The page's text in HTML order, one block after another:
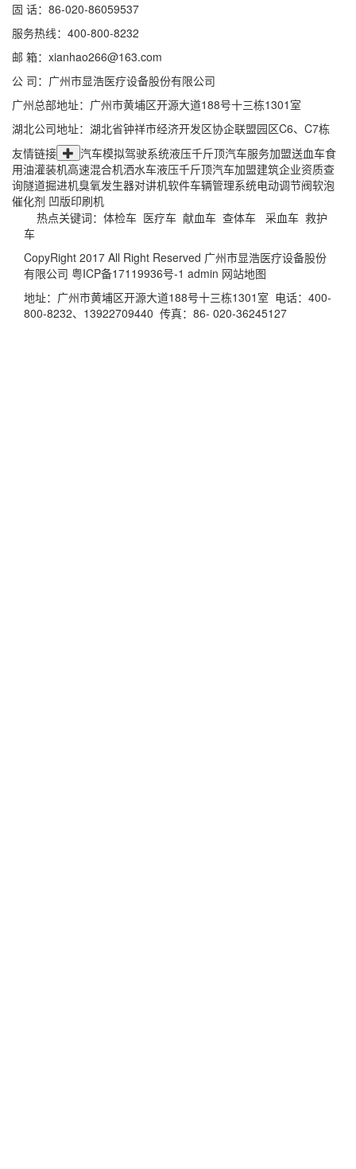
固 话：86-020-86059537
服务热线：400-800-8232
邮 箱：xianhao266@163.com
公 司：广州市显浩医疗设备股份有限公司
广州总部地址：广州市黄埔区开源大道188号十三栋1301室
湖北公司地址：湖北省钟祥市经济开发区协企联盟园区C6、C7栋
友情链接
汽车模拟驾驶系统液压千斤顶汽车服务加盟送血车食
用油灌装机高速混合机洒水车液压千斤顶汽车加盟建筑企业资质查
询隧道掘进机臭氧发生器对讲机软件车辆管理系统电动调节阀软泡
催化剂 凹版印刷机
热点关键词： 体检车 医疗车 献血车 查体车 采血车 救护
车
CopyRight 2017 All Right Reserved 广州市显浩医疗设备股份
有限公司 粤ICP备17119936号-1 admin 网站地图
地址：广州市黄埔区开源大道188号十三栋1301室 电话：400-
800-8232、13922709440 传真：86- 020-36245127